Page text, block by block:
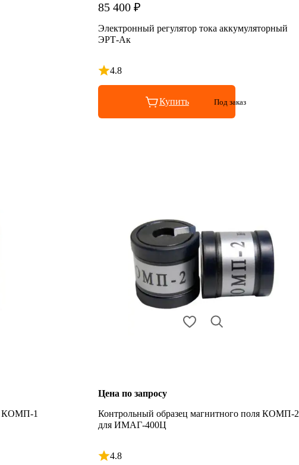
85 400 ₽
Электронный регулятор тока аккумуляторный
ЭРТ-Ак
4.8
Рейтинг 4.8 из 5
Купить Под заказ
КОМП-1
Цена по запросу
Контрольный образец магнитного поля КОМП-2
для ИМАГ-400Ц
4.8
Рейтинг 4.8 из 5